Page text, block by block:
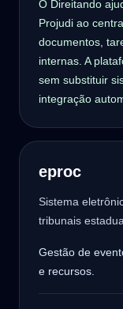
O Direitando
Projudi ao
documentos,
internas. A
sem substituir
integração
eproc
Sistema
tribunais
Gestão de
e recursos.